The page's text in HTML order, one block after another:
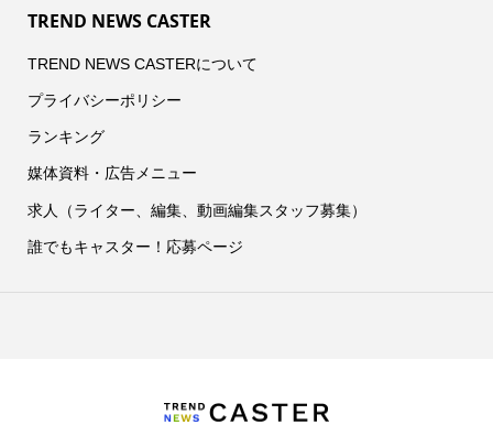
TREND NEWS CASTER
TREND NEWS CASTERについて
プライバシーポリシー
ランキング
媒体資料・広告メニュー
求人（ライター、編集、動画編集スタッフ募集）
誰でもキャスター！応募ページ